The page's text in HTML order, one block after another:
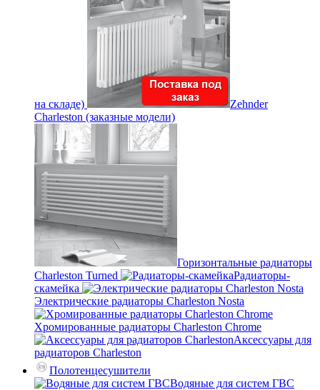
на складе)
Zehnder
Charleston (заказные модели)
Горизонтальные радиаторы
Charleston Turned
Радиаторы-
скамейка
Электрические радиаторы Charleston Nosta
Хромированные радиаторы Charleston Chrome
Аксессуары для
радиаторов Charleston
Полотенцесушители
Водяные для систем ГВС